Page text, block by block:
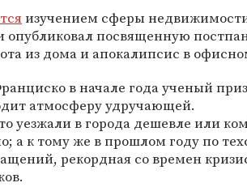
изучением сферы
опубликовал посвященную
из дома и апокалипсис в
в начале года ученый
атмосферу удручающей.
уезжали в города дешевле или
а к тому же в прошлом году по
рекордная со времен